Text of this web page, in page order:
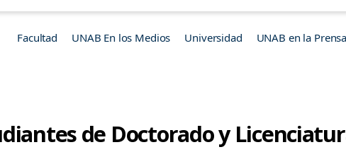
Facultad UNAB En los Medios Universidad UNAB en la
de Doctorado y